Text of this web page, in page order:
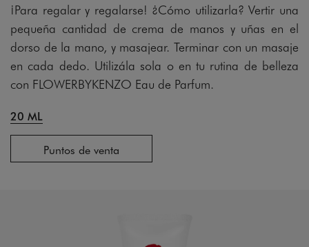
¡Para regalar y regalarse! ¿Cómo utilizarla? Vertir una
pequeña cantidad de crema de manos y uñas en el
dorso de la mano, y masajear. Terminar con un masaje
en cada dedo. Utilizála sola o en tu rutina de belleza
con FLOWERBYKENZO Eau de Parfum.
20 ML
Puntos de venta